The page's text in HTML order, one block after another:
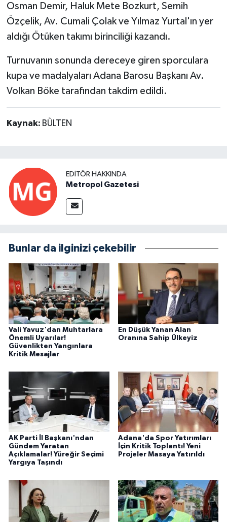
Osman Demir, Haluk Mete Bozkurt, Semih
Özçelik, Av. Cumali Çolak ve Yılmaz Yurtal'ın yer
aldığı Ötüken takımı birinciliği kazandı.
Turnuvanın sonunda dereceye giren sporculara
kupa ve madalyaları Adana Barosu Başkanı Av.
Volkan Böke tarafından takdim edildi.
Kaynak: BÜLTEN
EDITÖR HAKKINDA
Metropol Gazetesi
Bunlar da ilginizi çekebilir
Vali Yavuz'dan Muhtarlara
Önemli Uyarılar!
Güvenlikten Yangınlara
Kritik Mesajlar
En Düşük Yanan Alan
Oranına Sahip Ülkeyiz
AK Parti İl Başkanı'ndan
Gündem Yaratan
Açıklamalar! Yüreğir Seçimi
Yargıya Taşındı
Adana'da Spor Yatırımları
İçin Kritik Toplantı! Yeni
Projeler Masaya Yatırıldı